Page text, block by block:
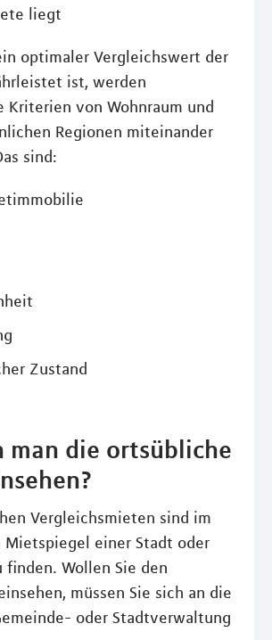
liegt
optimaler Vergleichswert der
ist, werden
Kriterien von Wohnraum und
Regionen miteinander
sind:
Zustand
man die ortsübliche
Vergleichsmieten sind im
Mietspiegel einer Stadt oder
finden. Wollen Sie den
müssen Sie sich an die
oder Stadtverwaltung